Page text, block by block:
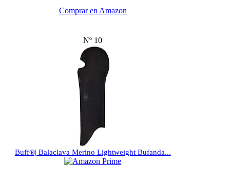
Comprar en Amazon
Nº 10
Buff®| Balaclava Merino Lightweight Bufanda...